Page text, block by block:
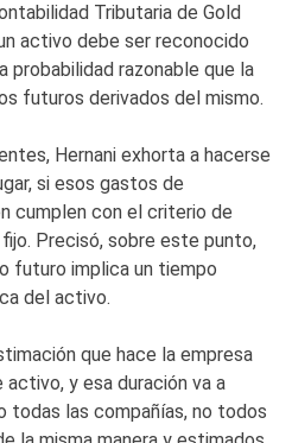
Tributaria de Gold
activo debe ser reconocido
probabilidad razonable que la
futuros derivados del mismo.
Hernani exhorta a hacerse
si esos gastos de
cumplen con el criterio de
Precisó, sobre este punto,
futuro implica un tiempo
del activo.
que hace la empresa
y esa duración va a
todas las compañías, no todos